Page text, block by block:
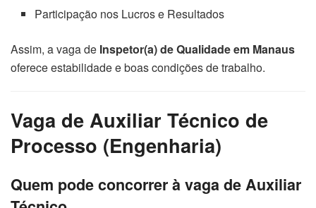
Participação nos Lucros e Resultados
Assim, a vaga de Inspetor(a) de Qualidade em Manaus
oferece estabilidade e boas condições de trabalho.
Vaga de Auxiliar Técnico de
Processo (Engenharia)
Quem pode concorrer à vaga de Auxiliar